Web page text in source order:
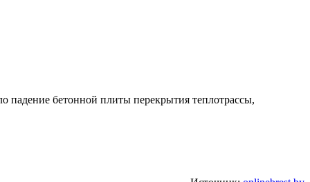
падение бетонной плиты перекрытия теплотрассы,